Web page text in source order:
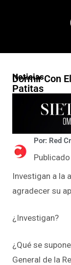
Noticias
Dormir Con
Patitas
Por: Red
Investigan a la
agradecer su
¿Investigan?
¿Qué se
General de la